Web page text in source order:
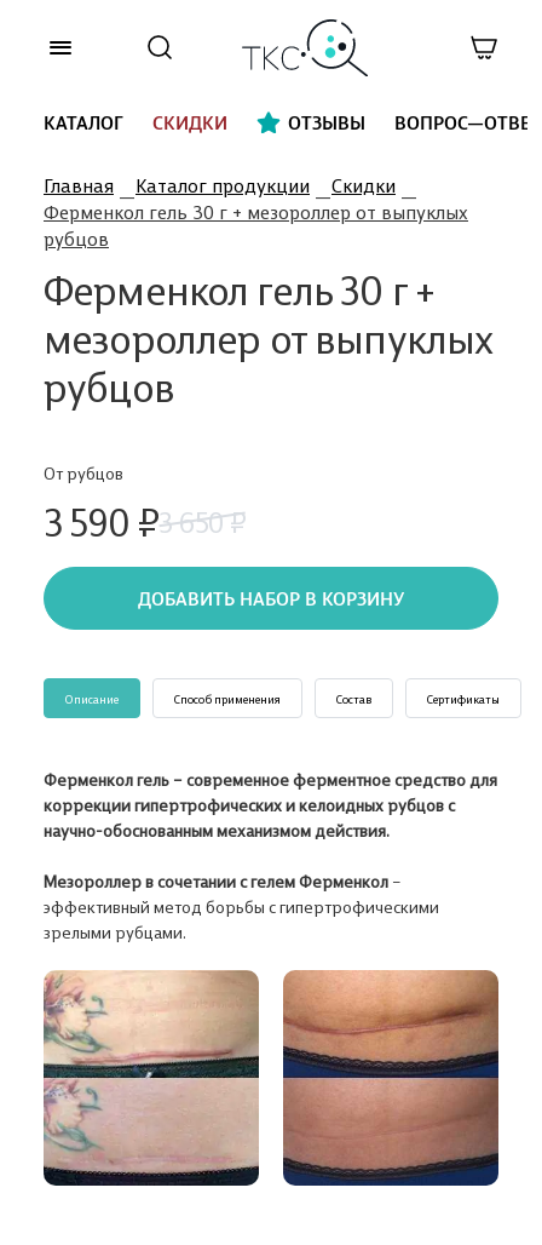
КАТАЛОГ СКИДКИ ОТЗЫВЫ ВОПРОС—ОТВЕТ
Главная Каталог продукции
Скидки
Ферменкол гель 30 г + мезороллер от выпуклых
рубцов
Ферменкол гель 30 г +
мезороллер от выпуклых
рубцов
От рубцов
3 590 ₽3 650 ₽
ДОБАВИТЬ НАБОР В КОРЗИНУ
Описание Способ применения Состав Сертификаты
Ферменкол гель – современное ферментное средство для
коррекции гипертрофических и келоидных рубцов с
научно-обоснованным механизмом действия.
Мезороллер в сочетании с гелем Ферменкол –
эффективный метод борьбы с гипертрофическими
зрелыми рубцами.